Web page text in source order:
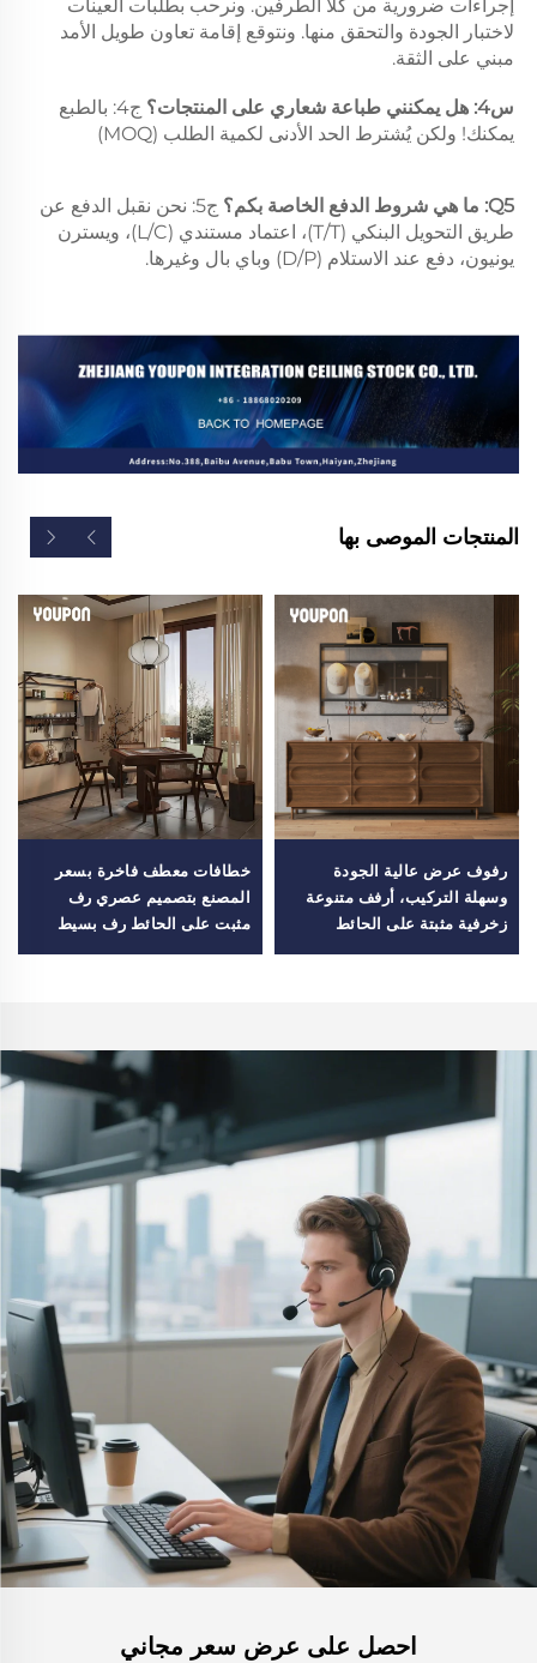
مبني على الثقة.
س4: هل يمكنني طباعة شعاري على المنتجات؟
يمكنك! ولكن يُشترط الحد الأدنى لكمية الطلب (MOQ)
Q5: ما هي شروط الدفع الخاصة بكم؟
يونيون، دفع عند الاستلام (D/P) وباي بال وغيرها.
المنتجات الموصى بها
رفوف عرض عالية الجودة
وسهلة التركيب، أرفف متنوعة
زخرفية مثبتة على الحائط
لتنظيم المدخل الداخلي
خطافات معطف فاخرة بسعر
المصنع بتصميم عصري رف
مثبت على الحائط رف بسيط
دعامة لرف الحائط
احصل على عرض سعر مجاني